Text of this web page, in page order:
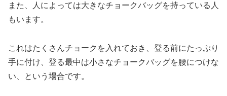
また、人によっては大きなチョークバッグを持っている人
もいます。
これはたくさんチョークを入れておき、登る前にたっぷり
手に付け、登る最中は小さなチョークバッグを腰につけな
い、という場合です。